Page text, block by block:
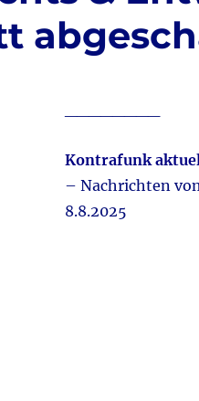
Kontrafunk
– Nachrichten
8.8.2025